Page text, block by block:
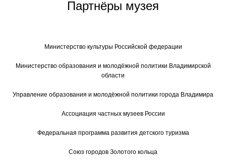
Партнёры музея
Министерство культуры Российской федерации
Министерство образования и молодёжной политики Владимирской
области
Управление образования и молодёжной политики города Владимира
Ассоциация частных музеев России
Федеральная программа развития детского туризма
Союз городов Золотого кольца